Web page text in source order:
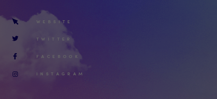
WEBSITE
TWITTER
FACEBOOK
INSTAGRAM